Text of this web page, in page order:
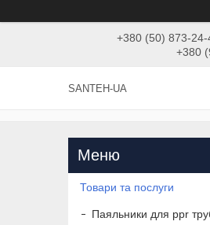
+380 (50) 873-24-
+380
SANTEH-UA
Товари та послуги
Паяльники для ppr